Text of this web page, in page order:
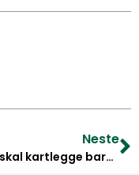
Neste
Maria skal kartlegge barkbilleangrep